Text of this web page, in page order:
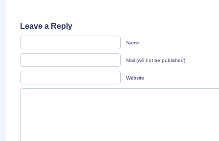
Leave a Reply
Name
Mail (will not be published)
Website